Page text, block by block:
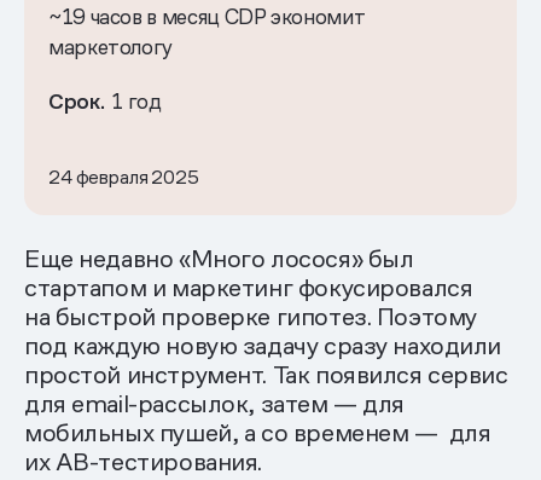
~19 часов в месяц CDP экономит
маркетологу
Срок.1 год
24 февраля 2025
Еще недавно «Много лосося» был
стартапом и маркетинг фокусировался
на быстрой проверке гипотез. Поэтому
под каждую новую задачу сразу находили
простой инструмент. Так появился сервис
для email-рассылок, затем — для
мобильных пушей, а со временем — для
их AB-тестирования.